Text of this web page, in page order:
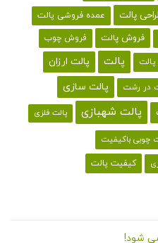
پالت عمده فروشی پالت
فروش پالت فروش چوب
پالت پالت ارزان
در رشت پالت سازی
پالت شهبازی پالت فلزی
چوبی باکیفیت
کیفیت پالت
شود!